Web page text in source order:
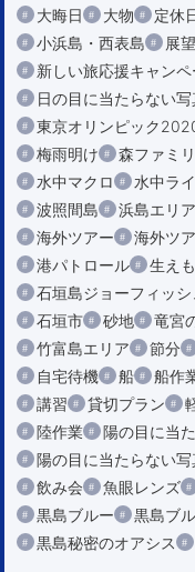
大晦日
大物 定休
小浜島・西表島
展
新しい旅応援キャンペ
日の目に当たらない
東京オリンピック
梅雨明け
森ファミ
水中マクロ
水中ラ
波照間島
浜島エリア
海外ツアー
海外ツ
港パトロール
生え
石垣島ジョーフィッシ
石垣市
砂地 竜宮
竹富島エリア
節分
自宅待機
船 船作
講習
貸切プラン
陸作業
陽の目に当
陽の目に当たらない写
飲み会
魚眼レンズ
黒島ブルー
黒島ブ
黒島秘密のオアシス